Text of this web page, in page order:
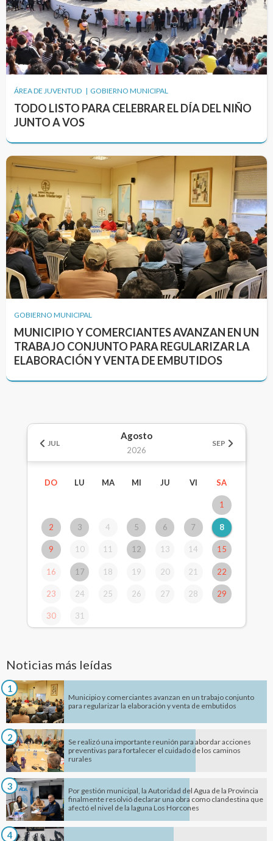
ÁREA DE JUVENTUD | GOBIERNO MUNICIPAL
TODO LISTO PARA CELEBRAR EL DÍA DEL NIÑO
JUNTO A VOS
GOBIERNO MUNICIPAL
MUNICIPIO Y COMERCIANTES AVANZAN EN UN
TRABAJO CONJUNTO PARA REGULARIZAR LA
ELABORACIÓN Y VENTA DE EMBUTIDOS
JUL
Agosto
2026
SEP
DO LU MA MI JU VI SA
1
2 3 4 5 6 7 8
9 10 11 12 13 14 15
16 17 18 19 20 21 22
23 24 25 26 27 28 29
30 31
Noticias más leídas
1
Municipio y comerciantes avanzan en un trabajo conjunto
para regularizar la elaboración y venta de embutidos
2
Se realizó una importante reunión para abordar acciones
preventivas para fortalecer el cuidado de los caminos
rurales
3
Por gestión municipal, la Autoridad del Agua de la Provincia
finalmente resolvió declarar una obra como clandestina que
afectó el nivel de la laguna Los Horcones
4